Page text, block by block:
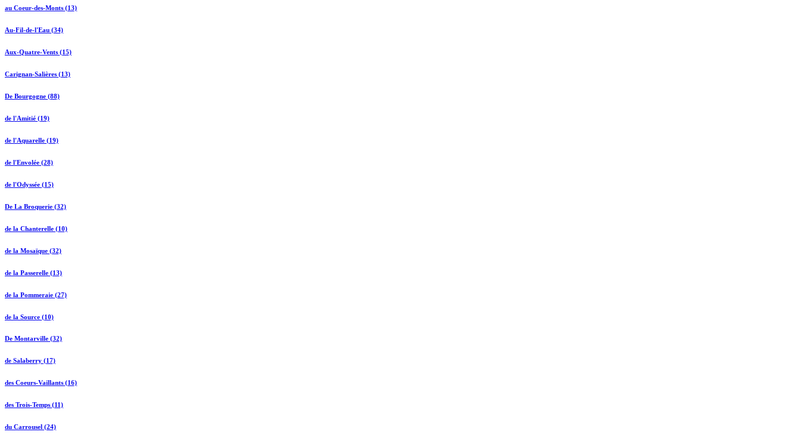
au Coeur-des-Monts (13)
Au-Fil-de-l'Eau (34)
Aux-Quatre-Vents (15)
Carignan-Salières (13)
De Bourgogne (88)
de l'Amitié (19)
de l'Aquarelle (19)
de l'Envolée (28)
de l'Odyssée (15)
De La Broquerie (32)
de la Chanterelle (10)
de la Mosaïque (32)
de la Passerelle (13)
de la Pommeraie (27)
de la Source (10)
De Montarville (32)
de Salaberry (17)
des Coeurs-Vaillants (16)
des Trois-Temps (11)
du Carrousel (24)